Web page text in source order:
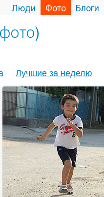
Люди Фото Блоги
Лучшие за неделю